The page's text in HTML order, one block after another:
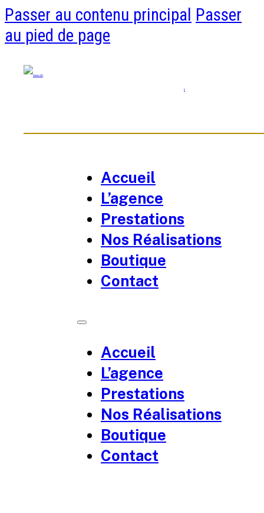
Passer au contenu principal Passer
au pied de page
0
Accueil
L’agence
Prestations
Nos Réalisations
Boutique
Contact
Accueil
L’agence
Prestations
Nos Réalisations
Boutique
Contact